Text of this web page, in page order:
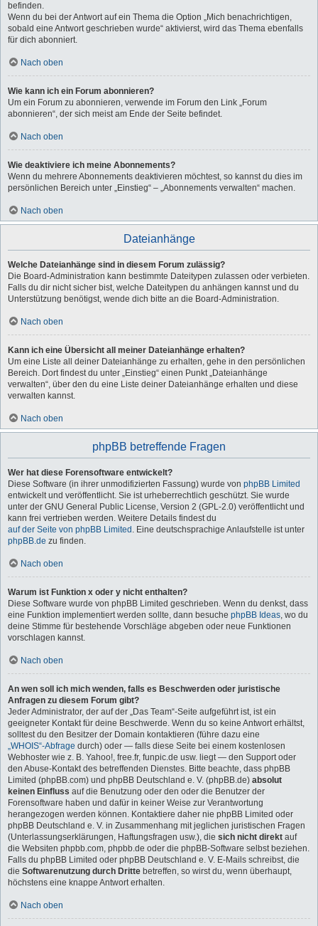
befinden.
Wenn du bei der Antwort auf ein Thema die Option „Mich benachrichtigen,
sobald eine Antwort geschrieben wurde“ aktivierst, wird das Thema ebenfalls
für dich abonniert.
Nach oben
Wie kann ich ein Forum abonnieren?
Um ein Forum zu abonnieren, verwende im Forum den Link „Forum
abonnieren“, der sich meist am Ende der Seite befindet.
Nach oben
Wie deaktiviere ich meine Abonnements?
Wenn du mehrere Abonnements deaktivieren möchtest, so kannst du dies im
persönlichen Bereich unter „Einstieg“ – „Abonnements verwalten“ machen.
Nach oben
Dateianhänge
Welche Dateianhänge sind in diesem Forum zulässig?
Die Board-Administration kann bestimmte Dateitypen zulassen oder verbieten.
Falls du dir nicht sicher bist, welche Dateitypen du anhängen kannst und du
Unterstützung benötigst, wende dich bitte an die Board-Administration.
Nach oben
Kann ich eine Übersicht all meiner Dateianhänge erhalten?
Um eine Liste all deiner Dateianhänge zu erhalten, gehe in den persönlichen
Bereich. Dort findest du unter „Einstieg“ einen Punkt „Dateianhänge
verwalten“, über den du eine Liste deiner Dateianhänge erhalten und diese
verwalten kannst.
Nach oben
phpBB betreffende Fragen
Wer hat diese Forensoftware entwickelt?
Diese Software (in ihrer unmodifizierten Fassung) wurde von phpBB Limited
entwickelt und veröffentlicht. Sie ist urheberrechtlich geschützt. Sie wurde
unter der GNU General Public License, Version 2 (GPL-2.0) veröffentlicht und
kann frei vertrieben werden. Weitere Details findest du
auf der Seite von phpBB Limited . Eine deutschsprachige Anlaufstelle ist unter
phpBB.de zu finden.
Nach oben
Warum ist Funktion x oder y nicht enthalten?
Diese Software wurde von phpBB Limited geschrieben. Wenn du denkst, dass
eine Funktion implementiert werden sollte, dann besuche phpBB Ideas, wo du
deine Stimme für bestehende Vorschläge abgeben oder neue Funktionen
vorschlagen kannst.
Nach oben
An wen soll ich mich wenden, falls es Beschwerden oder juristische
Anfragen zu diesem Forum gibt?
Jeder Administrator, der auf der „Das Team“-Seite aufgeführt ist, ist ein
geeigneter Kontakt für deine Beschwerde. Wenn du so keine Antwort erhältst,
solltest du den Besitzer der Domain kontaktieren (führe dazu eine
„WHOIS“-Abfrage durch) oder — falls diese Seite bei einem kostenlosen
Webhoster wie z. B. Yahoo!, free.fr, funpic.de usw. liegt — den Support oder
den Abuse-Kontakt des betreffenden Dienstes. Bitte beachte, dass phpBB
Limited (phpBB.com) und phpBB Deutschland e. V. (phpBB.de) absolut
keinen Einfluss auf die Benutzung oder den oder die Benutzer der
Forensoftware haben und dafür in keiner Weise zur Verantwortung
herangezogen werden können. Kontaktiere daher nie phpBB Limited oder
phpBB Deutschland e. V. in Zusammenhang mit jeglichen juristischen Fragen
(Unterlassungserklärungen, Haftungsfragen usw.), die sich nicht direkt auf
die Websiten phpbb.com, phpbb.de oder die phpBB-Software selbst beziehen.
Falls du phpBB Limited oder phpBB Deutschland e. V. E-Mails schreibst, die
die Softwarenutzung durch Dritte betreffen, so wirst du, wenn überhaupt,
höchstens eine knappe Antwort erhalten.
Nach oben